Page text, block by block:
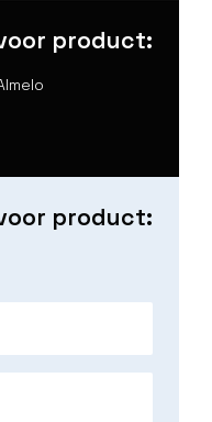
product:
product: